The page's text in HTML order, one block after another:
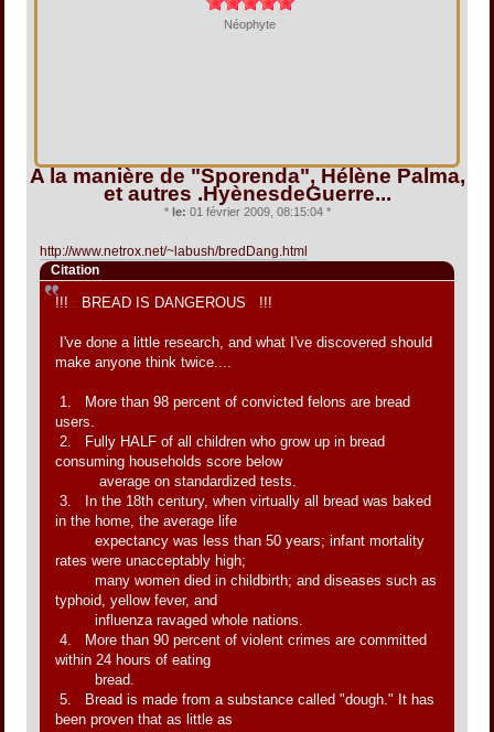
Néophyte
A la manière de "Sporenda", Hélène Palma,
et autres .HyènesdeGuerre...
* le: 01 février 2009, 08:15:04 *
http://www.netrox.net/~labush/bredDang.html
Citation
!!! BREAD IS DANGEROUS !!!
I've done a little research, and what I've discovered should
make anyone think twice....
1. More than 98 percent of convicted felons are bread
users.
2. Fully HALF of all children who grow up in bread
consuming households score below
average on standardized tests.
3. In the 18th century, when virtually all bread was baked
in the home, the average life
expectancy was less than 50 years; infant mortality
rates were unacceptably high;
many women died in childbirth; and diseases such as
typhoid, yellow fever, and
influenza ravaged whole nations.
4. More than 90 percent of violent crimes are committed
within 24 hours of eating
bread.
5. Bread is made from a substance called "dough." It has
been proven that as little as